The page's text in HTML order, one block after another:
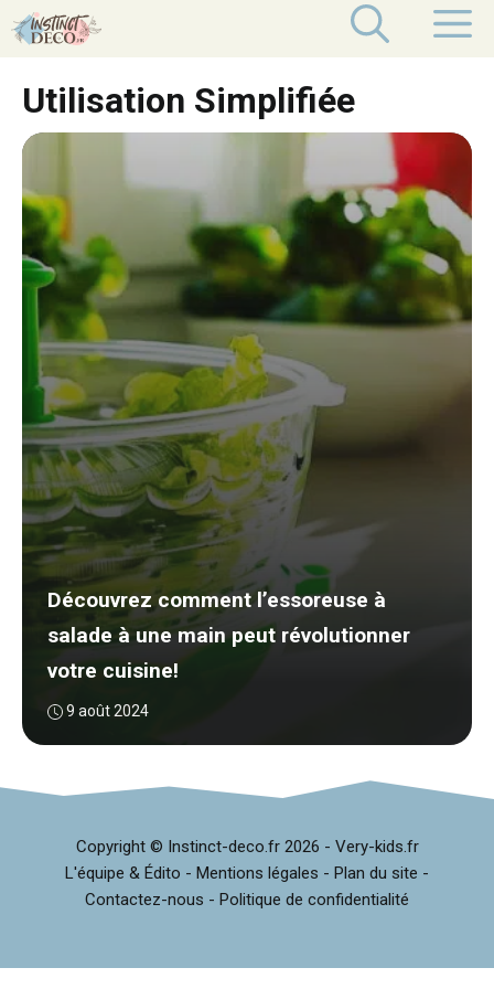
Aller
au
Utilisation Simplifiée
Découvrez comment l’essoreuse à
salade à une main peut révolutionner
votre cuisine!
9 août 2024
Copyright © Instinct-deco.fr 2026 - Very-kids.fr
L'équipe & Édito - Mentions légales - Plan du site -
Contactez-nous - Politique de confidentialité